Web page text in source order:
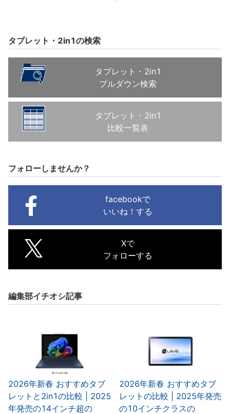
タブレット・2in1の検索
タブレット・2in1
プルダウン検索
タブレット・2in1
比較一覧表
フォローしませんか？
facebookで
いいね！する
Xで
フォローする
編集部イチオシ記事
2026年新春 おすすめタブ
レットと2in1の比較 | 2025
年発売の14インチ超の
2026年新春 おすすめタブ
レットの比較 | 2025年発売
の10インチクラスの